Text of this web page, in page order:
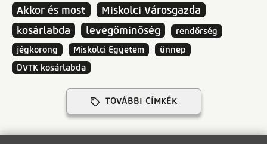
Akkor és most
Miskolci Városgazda
kosárlabda
levegőminőség
rendőrség
jégkorong
Miskolci Egyetem
ünnep
DVTK kosárlabda
TOVÁBBI CÍMKÉK